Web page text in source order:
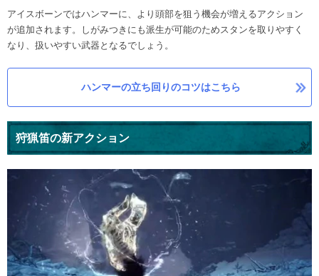
アイスボーンではハンマーに、より頭部を狙う機会が増えるアクション
が追加されます。しがみつきにも派生が可能のためスタンを取りやすく
なり、扱いやすい武器となるでしょう。
ハンマーの立ち回りのコツはこちら
狩猟笛の新アクション